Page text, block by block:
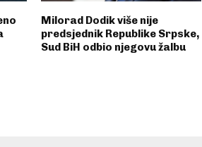
Milorad Dodik više nije
predsjednik Republike Srpske,
Sud BiH odbio njegovu žalbu